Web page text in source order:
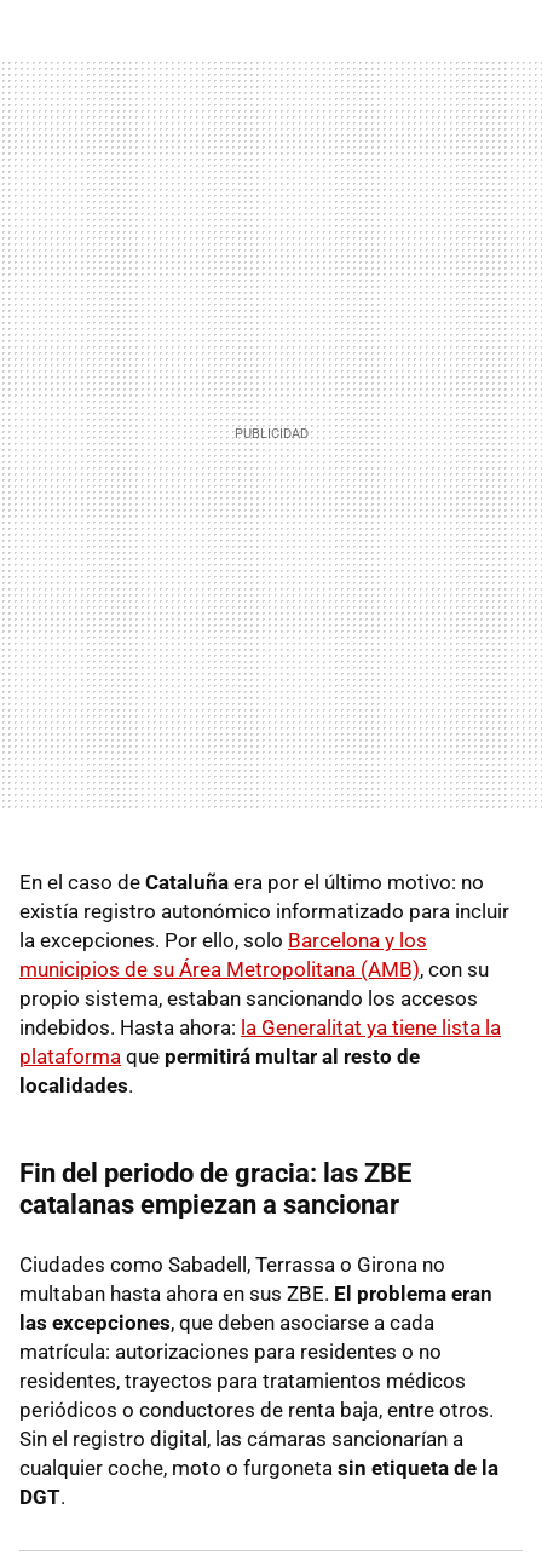
En el caso de Cataluña era por el último motivo: no
existía registro autonómico informatizado para incluir
la excepciones. Por ello, solo Barcelona y los
municipios de su Área Metropolitana (AMB), con su
propio sistema, estaban sancionando los accesos
indebidos. Hasta ahora: la Generalitat ya tiene lista la
plataforma que permitirá multar al resto de
localidades.
Fin del periodo de gracia: las ZBE
catalanas empiezan a sancionar
Ciudades como Sabadell, Terrassa o Girona no
multaban hasta ahora en sus ZBE. El problema eran
las excepciones, que deben asociarse a cada
matrícula: autorizaciones para residentes o no
residentes, trayectos para tratamientos médicos
periódicos o conductores de renta baja, entre otros.
Sin el registro digital, las cámaras sancionarían a
cualquier coche, moto o furgoneta sin etiqueta de la
DGT.